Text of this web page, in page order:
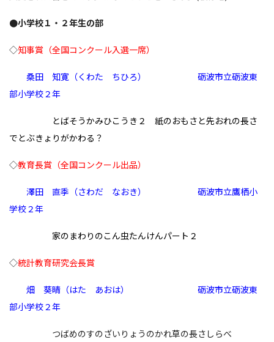
●小学校１・２年生の部
◇知事賞（全国コンクール入選一席）
桑田 知寛（くわた ちひろ）
砺波市立砺波東
部小学校２年
とばそうかみひこうき２ 紙のおもさと先おれの長さ
でとぶきょりがかわる？
◇教育長賞（全国コンクール出品）
澤田 直季（さわだ なおき） 砺波市立鷹栖小
学校２年
家のまわりのこん虫たんけんパート２
◇統計教育研究会長賞
畑 葵晴（はた あおは） 砺波市立砺波東
部小学校２年
つばめのすのざいりょうのかれ草の長さしらべ